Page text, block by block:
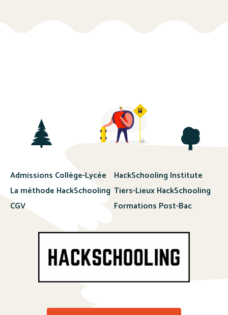
Admissions Collège-Lycée
La méthode HackSchooling
CGV
HackSchooling Institute
Tiers-Lieux HackSchooling
Formations Post-Bac